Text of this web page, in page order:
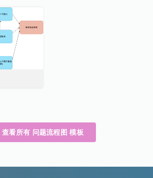
查看所有 问题流程图 模板